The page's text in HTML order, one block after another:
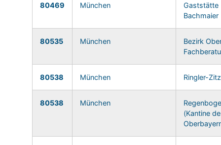
80469 München
Gaststätte
Bachmaier
80535 München
Bezirk
80538 München Ringler-
80538 München
(Kantine